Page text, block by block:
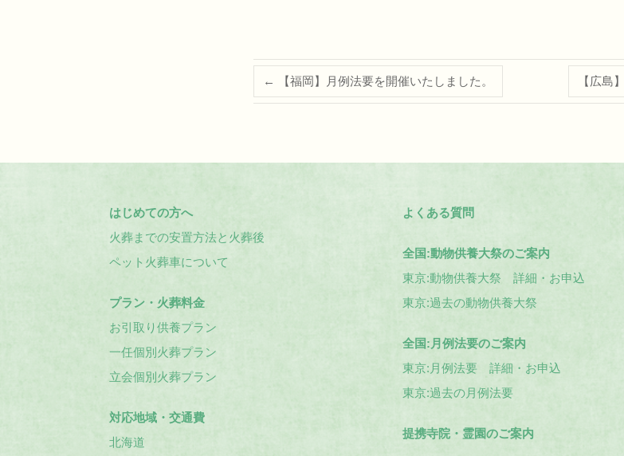
← 【福岡】月例法要を開催いたしました。 【広島
はじめての方へ
火葬までの安置方法と火葬後
ペット火葬車について
プラン・火葬料金
お引取り供養プラン
一任個別火葬プラン
立会個別火葬プラン
対応地域・交通費
北海道
よくある質問
全国:動物供養大祭のご案内
東京:動物供養大祭 詳細・お申込
東京:過去の動物供養大祭
全国:月例法要のご案内
東京:月例法要 詳細・お申込
東京:過去の月例法要
提携寺院・霊園のご案内